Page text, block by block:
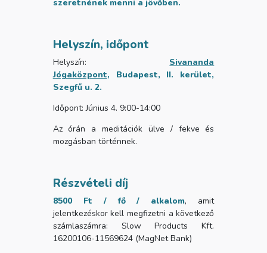
szeretnének menni a jövőben.
Helyszín, időpont
Helyszín: Sivananda
Jógaközpont, Budapest, II. kerület,
Szegfű u. 2.
Időpont: Június 4. 9:00-14:00
Az órán a meditációk ülve / fekve és
mozgásban történnek.
Részvételi díj
8500 Ft / fő / alkalom, amit
jelentkezéskor kell megfizetni a következő
számlaszámra: Slow Products Kft.
16200106-11569624 (MagNet Bank)